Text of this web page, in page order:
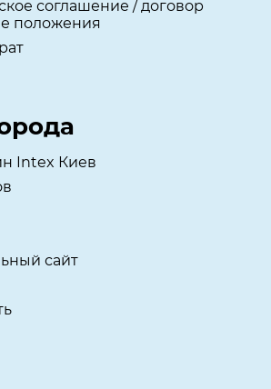
соглашение / договор
положения
Intex Киев
сайт